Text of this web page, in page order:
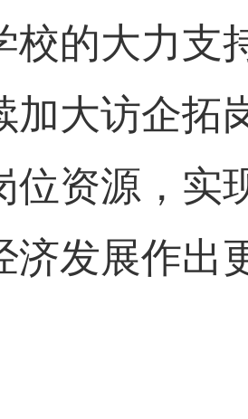
校的大力支
加大访企拓
位资源，实
济发展作出